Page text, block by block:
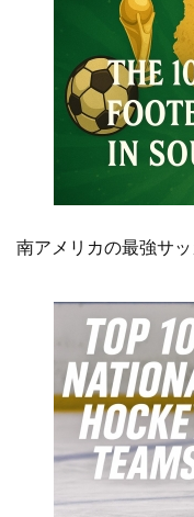
南アメリカの最強サッ